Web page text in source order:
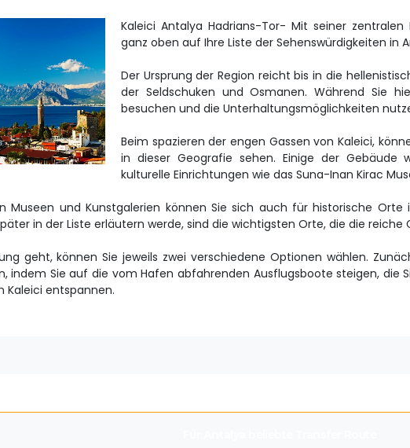
Kaleici Antalya Hadrians-Tor- Mit seiner
ganz oben auf Ihre Liste der Sehenswürdigkeiten in
Der Ursprung der Region reicht bis in die
der Seldschuken und Osmanen. Während Sie
besuchen und die Unterhaltungsmöglichkeiten
Beim spazieren der engen Gassen von Kaleici,
in dieser Geografie sehen. Einige der Gebäude
kulturelle Einrichtungen wie das Suna-Inan Kirac
Museen und Kunstgalerien können Sie sich auch für historische
in der Liste erläutern werde, sind die wichtigsten Orte, die die
geht, können Sie jeweils zwei verschiedene Optionen wählen.
indem Sie auf die vom Hafen abfahrenden Ausflugsboote steigen, die
Kaleici entspannen.